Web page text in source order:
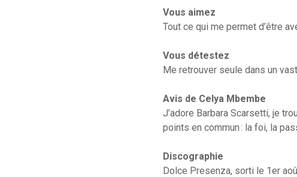
Vous aimez
Tout ce qui me permet d’être
Vous détestez
Me retrouver seule dans un
Avis de Celya Mbembe
J’adore Barbara Scarsetti, je
points en commun : la foi, la
Discographie
Dolce Presenza, sorti le 1er